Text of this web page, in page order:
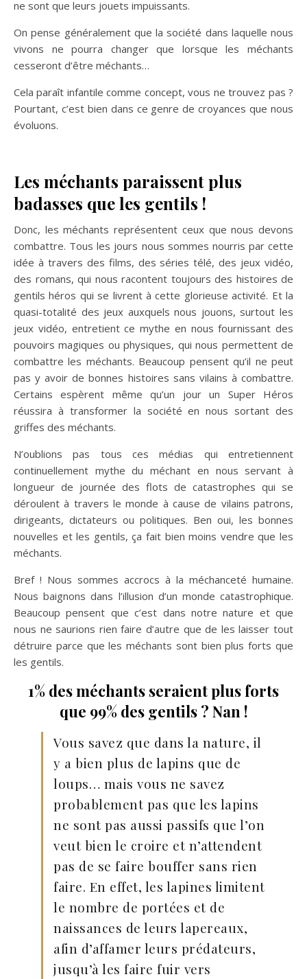
ne sont que leurs jouets impuissants.
On pense généralement que la société dans laquelle nous
vivons ne pourra changer que lorsque les méchants
cesseront d’être méchants…
Cela paraît infantile comme concept, vous ne trouvez pas ?
Pourtant, c’est bien dans ce genre de croyances que nous
évoluons.
Les méchants paraissent plus
badasses que les gentils !
Donc, les méchants représentent ceux que nous devons
combattre. Tous les jours nous sommes nourris par cette
idée à travers des films, des séries télé, des jeux vidéo,
des romans, qui nous racontent toujours des histoires de
gentils héros qui se livrent à cette glorieuse activité. Et la
quasi-totalité des jeux auxquels nous jouons, surtout les
jeux vidéo, entretient ce mythe en nous fournissant des
pouvoirs magiques ou physiques, qui nous permettent de
combattre les méchants. Beaucoup pensent qu’il ne peut
pas y avoir de bonnes histoires sans vilains à combattre.
Certains espèrent même qu’un jour un Super Héros
réussira à transformer la société en nous sortant des
griffes des méchants.
N’oublions pas tous ces médias qui entretiennent
continuellement mythe du méchant en nous servant à
longueur de journée des flots de catastrophes qui se
déroulent à travers le monde à cause de vilains patrons,
dirigeants, dictateurs ou politiques. Ben oui, les bonnes
nouvelles et les gentils, ça fait bien moins vendre que les
méchants.
Bref ! Nous sommes accrocs à la méchanceté humaine.
Nous baignons dans l’illusion d’un monde catastrophique.
Beaucoup pensent que c’est dans notre nature et que
nous ne saurions rien faire d’autre que de les laisser tout
détruire parce que les méchants sont bien plus forts que
les gentils.
1% des méchants seraient plus forts
que 99% des gentils ? Nan !
Vous savez que dans la nature, il
y a bien plus de lapins que de
loups… mais vous ne savez
probablement pas que les lapins
ne sont pas aussi passifs que l’on
veut bien le croire et n’attendent
pas de se faire bouffer sans rien
faire. En effet, les lapines limitent
le nombre de portées et de
naissances de leurs lapereaux,
afin d’affamer leurs prédateurs,
jusqu’à les faire fuir vers